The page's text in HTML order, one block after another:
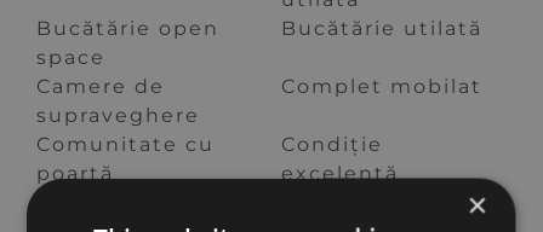
Bucătărie open
space
Bucătărie utilată
Camere de
supraveghere
Complet mobilat
Comunitate cu
poartă
Condiție
excelentă
×